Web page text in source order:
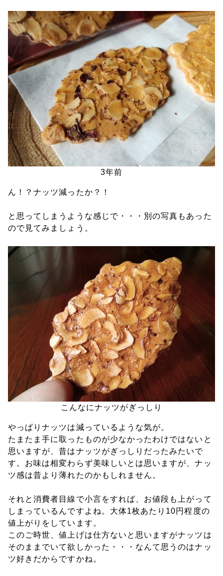
3年前
ん！？ナッツ減ったか？！
と思ってしまうような感じで・・・別の写真もあった
ので見てみましょう。
こんなにナッツがぎっしり
やっぱりナッツは減っているような気が。
たまたま手に取ったものが少なかったわけではないと
思いますが、昔はナッツがぎっしりだったみたいで
す。お味は相変わらず美味しいとは思いますが、ナッ
ツ感は昔より薄れたのかもしれません。
それと消費者目線で小言をすれば、お値段も上がって
しまっているんですよね。大体1枚あたり10円程度の
値上がりをしています。
このご時世、値上げは仕方ないと思いますがナッツは
そのままでいて欲しかった・・・なんて思うのはナッ
ツ好きだからですかね。